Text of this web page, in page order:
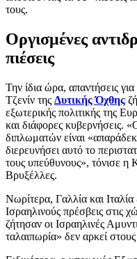
τους.
Οργισμένες
πιέσεις
Την ίδια ώρα, απαντήσεις
Τζενίν της Δυτικής Όχθης
εξωτερικής πολιτικής της
και διάφορες κυβερνήσεις.
διπλωματών είναι
διερευνήσει αυτό το
τους υπεύθυνους», τόνισε η
Βρυξέλλες.
Νωρίτερα, Γαλλία και
Ισραηλινούς πρέσβεις στις
ζήτησαν οι Ισραηλινές
ταλαιπωρία» δεν αρκεί